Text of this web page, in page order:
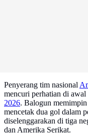
Penyerang tim nasional
mencuri perhatian di awal
2026. Balogun
mencetak dua gol dalam
diselenggarakan di tiga
dan Amerika Serikat.